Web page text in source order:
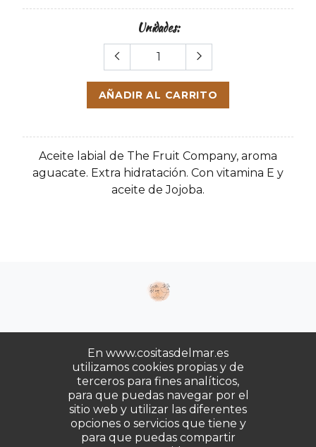
Unidades:
AÑADIR AL CARRITO
Aceite labial de The Fruit Company, aroma
aguacate. Extra hidratación. Con vitamina E y
aceite de Jojoba.
Copyrights © 2025. Todos los derechos
reservados.
Desarrollado porGabala
En www.cositasdelmar.es
utilizamos cookies propias y de
terceros para fines analíticos,
para que puedas navegar por el
sitio web y utilizar las diferentes
opciones o servicios que tiene y
para que puedas compartir